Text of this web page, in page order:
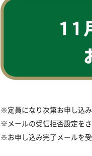
※定員になり次第お申し込
※ メールの受信拒否設定をさ
※お申し込み完了メールを